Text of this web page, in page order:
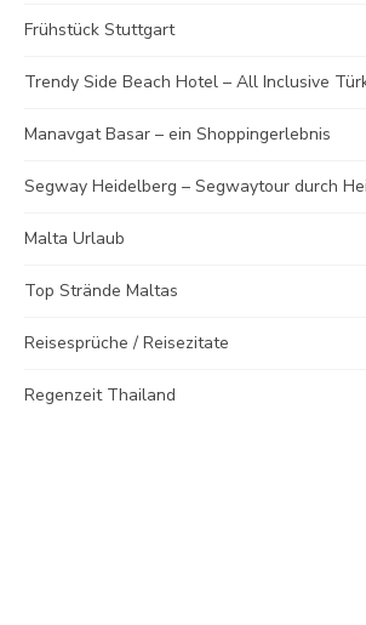
Frühstück Stuttgart
Trendy Side Beach Hotel – All Inclusive
Manavgat Basar – ein Shoppingerlebnis
Segway Heidelberg – Segwaytour durch
Malta Urlaub
Top Strände Maltas
Reisesprüche / Reisezitate
Regenzeit Thailand